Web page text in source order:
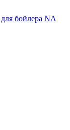
бойлера NA